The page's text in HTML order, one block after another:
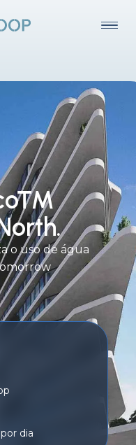
o uso de água
dia